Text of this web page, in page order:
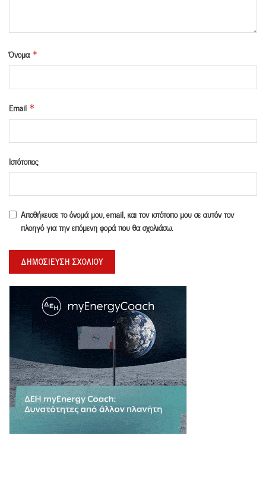
Όνομα *
Email *
Ιστότοπος
Αποθήκευσε το όνομά μου, email, και τον ιστότοπο μου σε αυτόν τον
πλοηγό για την επόμενη φορά που θα σχολιάσω.